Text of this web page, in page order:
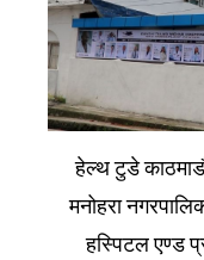
हेल्थ टुडे
मनोहरा
हस्पिटल एण्ड